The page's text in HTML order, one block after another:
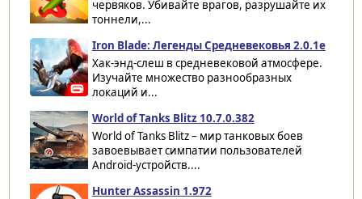
червяков. Убивайте врагов, разрушайте их
тоннели,...
Iron Blade: Легенды Средневековья 2.0.1e
Хак-энд-слеш в средневековой атмосфере.
Изучайте множество разнообразных
локаций и...
World of Tanks Blitz 10.7.0.382
World of Tanks Blitz – мир танковых боев
завоевывает симпатии пользователей
Android-устройств....
Hunter Assassin 1.972